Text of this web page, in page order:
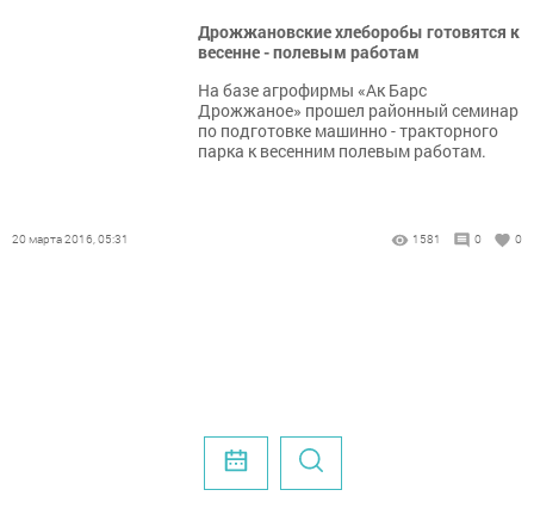
Дрожжановские хлеборобы готовятся к
весенне - полевым работам
На базе агрофирмы «Ак Барс
Дрожжаное» прошел районный семинар
по подготовке машинно - тракторного
парка к весенним полевым работам.
20 марта 2016, 05:31 1581 0 0